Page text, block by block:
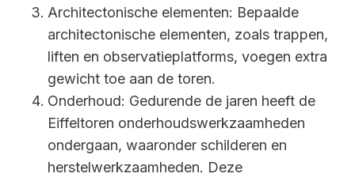
Architectonische elementen: Bepaalde
architectonische elementen, zoals trappen,
liften en observatieplatforms, voegen extra
gewicht toe aan de toren.
Onderhoud: Gedurende de jaren heeft de
Eiffeltoren onderhoudswerkzaamheden
ondergaan, waaronder schilderen en
herstelwerkzaamheden. Deze